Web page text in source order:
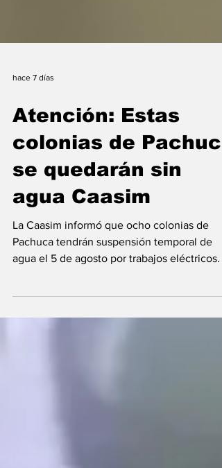
hace 7 días
Atención: Estas
colonias de
se quedarán sin
agua Caasim
Pachuca tendrán suspensión temporal de